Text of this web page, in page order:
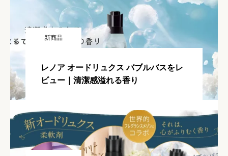
新商品
レノア オードリュクス バブルバスをレ
ビュー｜清潔感溢れる香り